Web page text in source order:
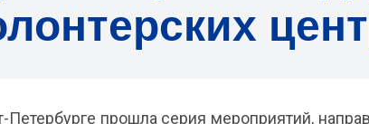
Петербурге прошла серия мероприятий,